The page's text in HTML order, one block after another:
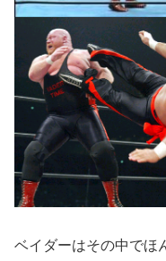
ベイダーはその中でほ